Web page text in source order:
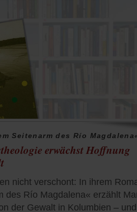
Seitenarm des Río
erwächst Hoffnung
nicht verschont: In ihrem
des Río Magdalena« erzählt
der Gewalt in Kolumbien –